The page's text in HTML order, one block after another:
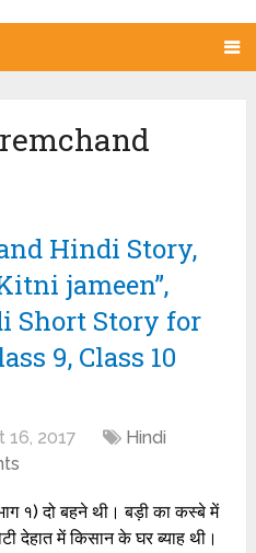
Hindi Story,
jameen”,
Short Story for
9, Class 10
16, 2017
Hindi
१) दो बहने थी। बड़ी का कस्बे में
देहात में किसान के घर ब्याह थी।